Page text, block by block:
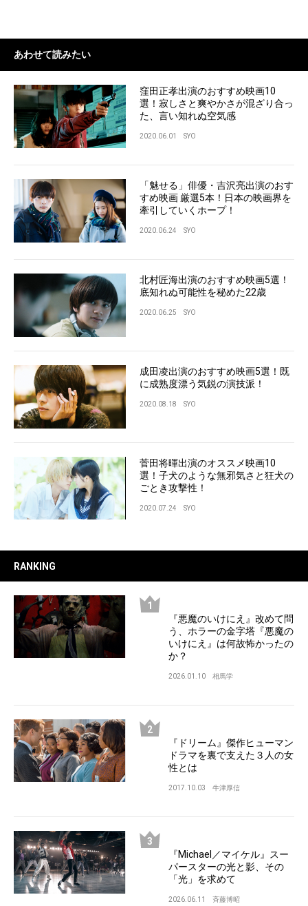
あわせて読みたい
窪田正孝出演のおすすめ映画10
選！寂しさと爽やかさが混ざり合っ
た、言い知れぬ空気感
2020.06.01 SYO
「魅せる」俳優・吉沢亮出演のおす
すめ映画 厳選5本！日本の映画界を
牽引していくホープ！
2020.06.24 SYO
北村匠海出演のおすすめ映画5選！
底知れぬ可能性を秘めた22歳
2020.06.25 SYO
成田凌出演のおすすめ映画5選！既
に成熟度漂う気鋭の演技派！
2020.08.18 SYO
菅田将暉出演のオススメ映画10
選！子犬のような無邪気さと狂犬の
ごとき攻撃性！
2020.07.24 SYO
RANKING
『悪魔のいけにえ』改めて問
う、ホラーの金字塔『悪魔の
いけにえ』は何故怖かったの
か？
2026.01.10 相馬学
『ドリーム』傑作ヒューマン
ドラマを裏で支えた３人の女
性とは
2017.10.03 牛津厚信
『Michael／マイケル』スー
パースターの光と影、その
「光」を求めて
2026.06.11 斉藤博昭